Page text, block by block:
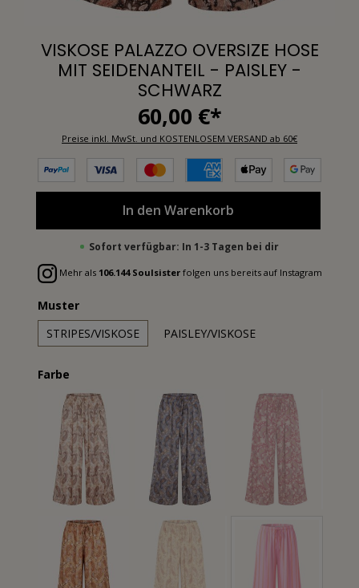
VISKOSE PALAZZO OVERSIZE HOSE
MIT SEIDENANTEIL - PAISLEY -
SCHWARZ
60,00 €*
Preise inkl. MwSt. und KOSTENLOSEM VERSAND ab 60€
In den Warenkorb
Sofort verfügbar: In 1-3 Tagen bei dir
Mehr als 106.144 Soulsisterfolgen uns bereits auf Instagram
Muster
STRIPES/VISKOSE
PAISLEY/VISKOSE
Farbe